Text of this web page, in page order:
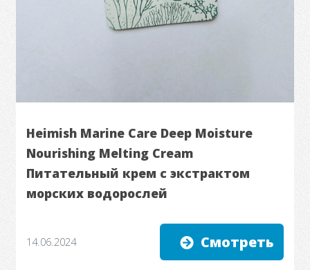
Heimish Marine Care Deep Moisture
Nourishing Melting Cream
Питательный крем с экстрактом
морских водорослей
14.06.2024 Смотреть